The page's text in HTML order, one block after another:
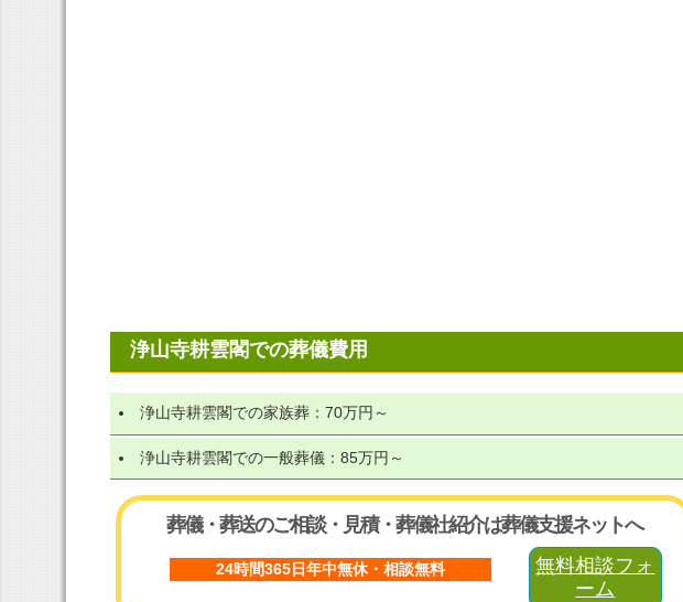
浄山寺耕雲閣での葬儀費用
浄山寺耕雲閣での家族葬：70万円～
浄山寺耕雲閣での一般葬儀：85万円～
葬儀・葬送のご相談・見積・葬儀社紹介は葬儀支援ネットへ
24時間365日年中無休・相談無料
無料相談フォ
ーム